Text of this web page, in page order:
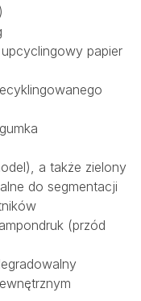
upcyclingowy papier
a także zielony
do segmentacji
(przód